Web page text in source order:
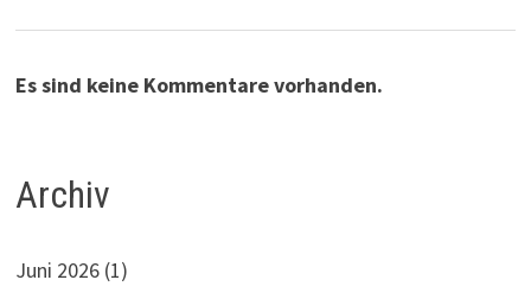
Es sind keine Kommentare vorhanden.
Archiv
Juni 2026 (1)